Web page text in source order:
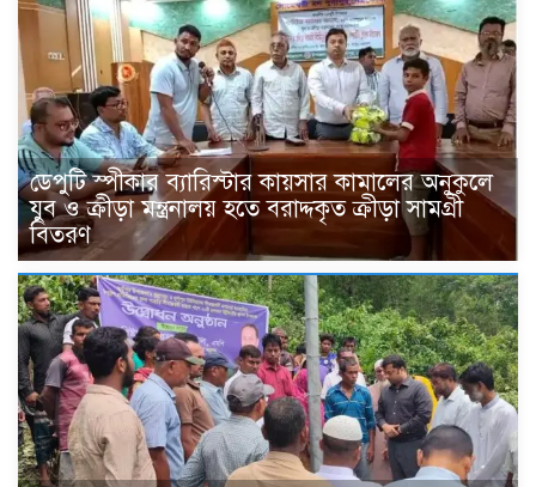
ডেপুটি স্পীকার ব্যারিস্টার কায়সার কামালের অনুকুলে
যুব ও ক্রীড়া মন্ত্রনালয় হতে বরাদ্দকৃত ক্রীড়া সামগ্রী
বিতরণ